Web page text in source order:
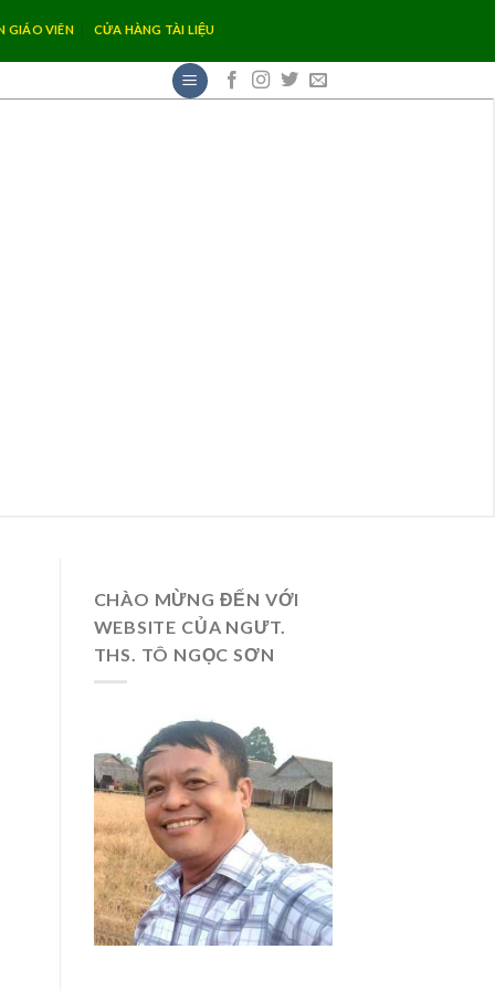
GIÁO VIÊN CỬA HÀNG TÀI LIỆU
CHÀO MỪNG ĐẾN VỚI
WEBSITE CỦA NGƯT.
THS. TÔ NGỌC SƠN